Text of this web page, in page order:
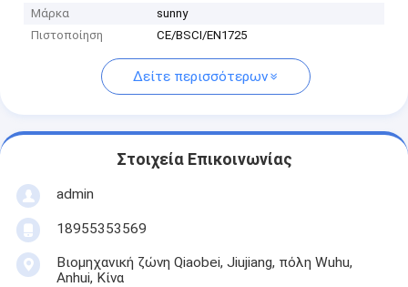
Μάρκα
sunny
Πιστοποίηση
CE/BSCI/EN1725
Δείτε περισσότερων
Στοιχεία Επικοινωνίας
admin
18955353569
Βιομηχανική ζώνη Qiaobei, Jiujiang, πόλη Wuhu,
Anhui, Κίνα